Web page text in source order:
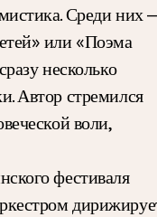
Среди них —
или «Поэма
несколько
Автор стремился
воли,
фестиваля